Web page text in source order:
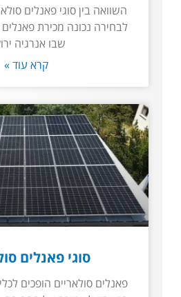
השוואה בין סוגי פאנלים
לבחירה נכונה מכירת
שבו אנרגיה
קרא עוד »
סוגי פאנלים
פאנלים סולאריים הופכים